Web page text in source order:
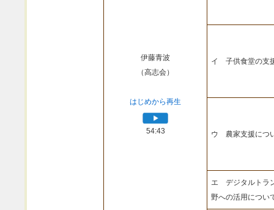
伊藤青波
（高志会）
はじめから再生
54:43
イ 子供食堂の支
ウ 農家支援につ
エ デジタルトラ
野への活用につい